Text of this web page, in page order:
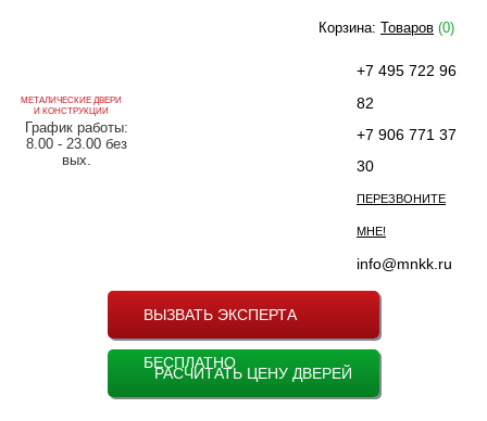
МЕТАЛИЧЕСКИЕ ДВЕРИ
И КОНСТРУКЦИИ
График работы:
8.00 - 23.00 без
вых.
+7 495 722 96
82
+7 906 771 37
30
ПЕРЕЗВОНИТЕ
МНЕ!
info@mnkk.ru
ВЫЗВАТЬ ЭКСПЕРТА
БЕСПЛАТНО
РАСЧИТАТЬ ЦЕНУ ДВЕРЕЙ
Корзина: Товаров (0)